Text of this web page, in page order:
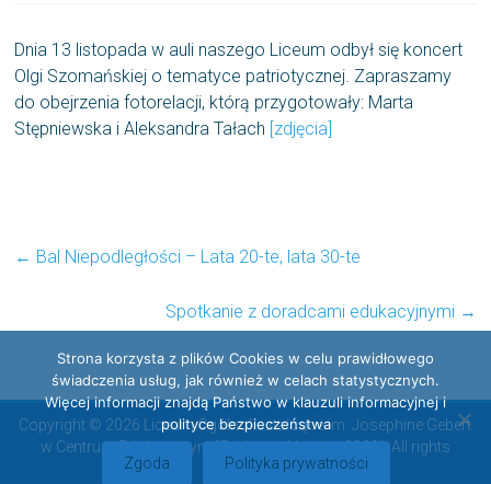
Dnia 13 listopada w auli naszego Liceum odbył się koncert
Olgi Szomańskiej o tematyce patriotycznej. Zapraszamy
do obejrzenia fotorelacji, którą przygotowały: Marta
Stępniewska i Aleksandra Tałach [zdjęcia]
← Bal Niepodległości – Lata 20-te, lata 30-te
Spotkanie z doradcami edukacyjnymi →
Copyright © 2026 Liceum Ogólnokształcące im. Josephine Gebert
w Centrum Edukacyjnym "Radosna Nowina 2000". All rights
reserved.
Strona korzysta z plików Cookies w celu prawidłowego
świadczenia usług, jak również w celach statystycznych.
Więcej informacji znajdą Państwo w klauzuli informacyjnej i
polityce bezpieczeństwa
Zgoda Polityka prywatności